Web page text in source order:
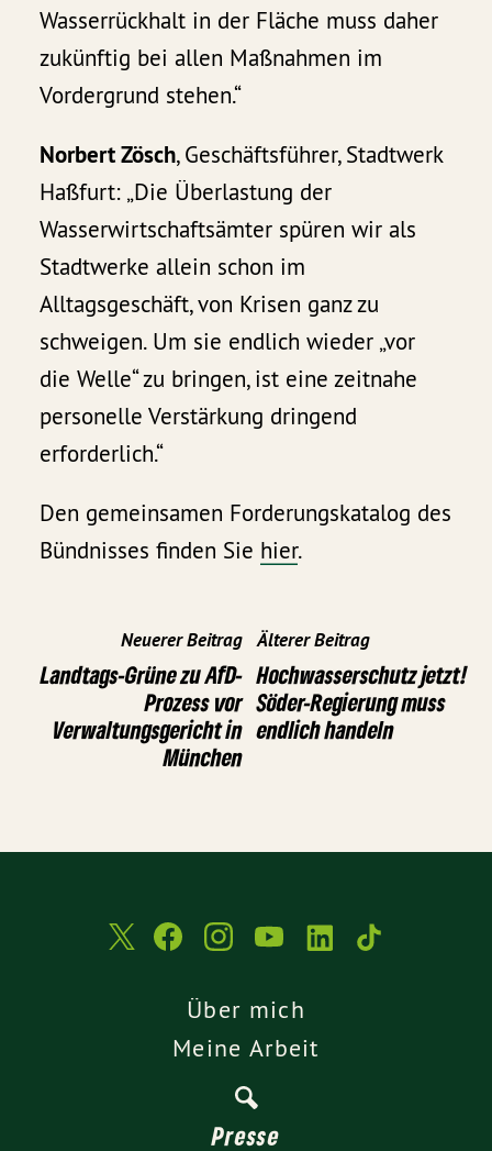
Wasserrückhalt in der Fläche muss daher
zukünftig bei allen Maßnahmen im
Vordergrund stehen.“
Norbert Zösch, Geschäftsführer, Stadtwerk
Haßfurt: „Die Überlastung der
Wasserwirtschaftsämter spüren wir als
Stadtwerke allein schon im
Alltagsgeschäft, von Krisen ganz zu
schweigen. Um sie endlich wieder „vor
die Welle“ zu bringen, ist eine zeitnahe
personelle Verstärkung dringend
erforderlich.“
Den gemeinsamen Forderungskatalog des
Bündnisses finden Sie hier.
Neuerer Beitrag
Landtags-Grüne zu AfD-
Prozess vor
Verwaltungsgericht in
München
Älterer Beitrag
Hochwasserschutz jetzt!
Söder-Regierung muss
endlich handeln
Über mich
Meine Arbeit
Presse